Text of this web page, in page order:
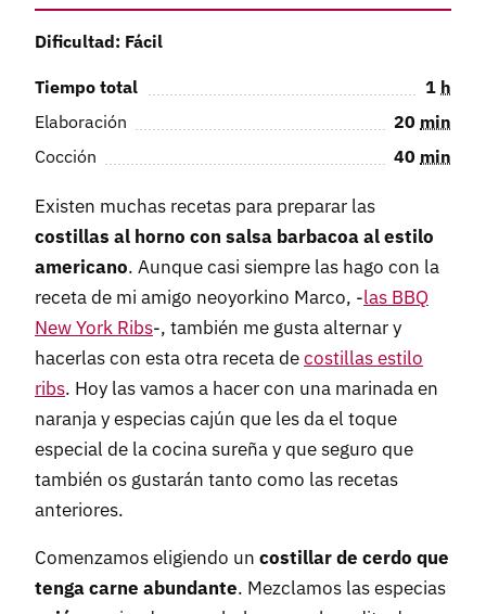
Dificultad: Fácil
Tiempo total 1 h
Elaboración
20 min
Cocción
40 min
Existen muchas recetas para preparar las
costillas al horno con salsa barbacoa al estilo
americano. Aunque casi siempre las hago con la
receta de mi amigo neoyorkino Marco, -las BBQ
New York Ribs-, también me gusta alternar y
hacerlas con esta otra receta decostillas estilo
ribs. Hoy las vamos a hacer con una marinada en
naranja y especias cajún que les da el toque
especial de la cocina sureña y que seguro que
también os gustarán tanto como las recetas
anteriores.
Comenzamos eligiendo un costillar de cerdo que
tenga carne abundante. Mezclamos las especias